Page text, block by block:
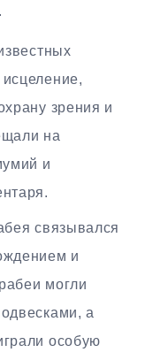
зрения и
на
и
связывался
и
могли
а
особую